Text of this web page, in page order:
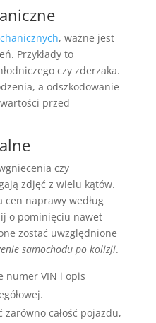
, ważne jest
Przykłady to
czy zderzaka.
a odszkodowanie
przed
czy
zdjęć z wielu kątów.
cen naprawy według
o pominięciu nawet
zostać uwzględnione
samochodu po kolizji.
numer VIN i opis
całość pojazdu,